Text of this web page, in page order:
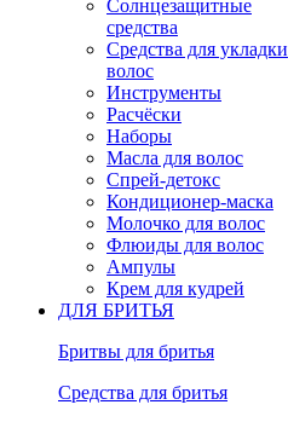
Солнцезащитные
средства
Средства для укладки
волос
Инструменты
Расчёски
Наборы
Масла для волос
Спрей-детокс
Кондиционер-маска
Молочко для волос
Флюиды для волос
Ампулы
Крем для кудрей
ДЛЯ БРИТЬЯ
Бритвы для бритья
Средства для бритья